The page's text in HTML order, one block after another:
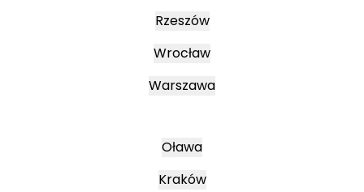
Rzeszów
Wrocław
Warszawa
Oława
Kraków